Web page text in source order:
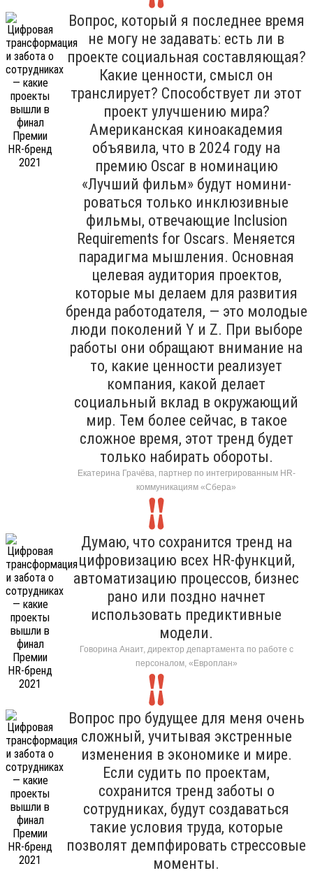
Вопрос, который я последнее время
не могу не задавать: есть ли в
проекте социальная составляющая?
Какие ценности, смысл он
транслирует? Способствует ли этот
проект улучшению мира?
Американская киноакадемия
объявила, что в 2024 году на
премию Oscar в номинацию
«Лучший фильм» будут номини­
роваться только инклюзивные
филь­мы, отвечающие Inclu­sion
Requirements for Oscars. Меняется
парадигма мышления. Основная
целевая аудитория проектов,
которые мы делаем для развития
бренда работодателя, — это молодые
люди поколений Y и Z. При выборе
работы они обращают внимание на
то, какие ценности реализует
компания, какой делает
социальный вклад в окружающий
мир. Тем более сейчас, в такое
сложное время, этот тренд будет
только набирать обороты.
Екатерина Грачёва, партнер по интегрированным HR-
коммуникациям «Сбера»
Думаю, что сохранится тренд на
цифровизацию всех HR-функций,
автоматизацию процессов, бизнес
рано или поздно начнет
использовать предиктивные
модели.
Говорина Анаит, директор департамента по работе с
персоналом, «Европлан»
Вопрос про будущее для меня очень
сложный, учитывая экстренные
изменения в экономике и мире.
Если судить по проектам,
сохранится тренд заботы о
сотрудниках, будут создаваться
такие условия труда, которые
позволят демпфировать стрессовые
моменты.